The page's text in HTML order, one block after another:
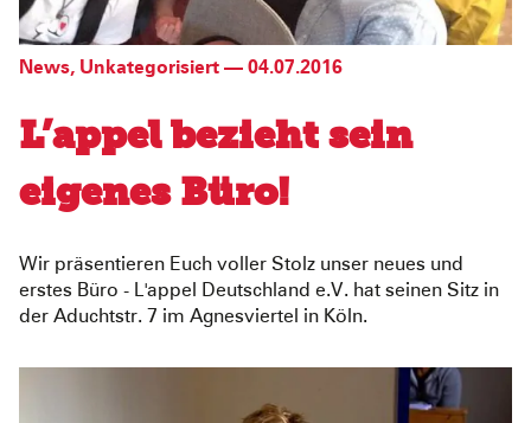
News, Unkategorisiert — 04.07.2016
L’appel bezieht sein
eigenes Büro!
Wir präsentieren Euch voller Stolz unser neues und
erstes Büro - L'appel Deutschland e.V. hat seinen Sitz in
der Aduchtstr. 7 im Agnesviertel in Köln.